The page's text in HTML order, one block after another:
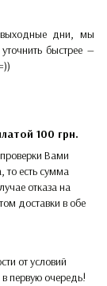
дни, мы
быстрее —
100 грн.
Вами
то есть сумма
отказа на
доставки в обе
от условий
первую очередь!